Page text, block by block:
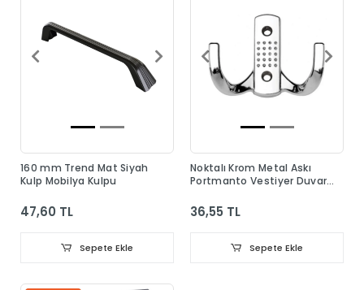
160 mm Trend Mat Siyah
Kulp Mobilya Kulpu
47,60 TL
Sepete Ekle
Noktalı Krom Metal Askı
Portmanto Vestiyer Duvar
36,55 TL
Sepete Ekle